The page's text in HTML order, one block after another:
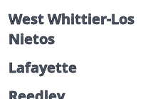
West Whittier-Los
Nietos
Lafayette